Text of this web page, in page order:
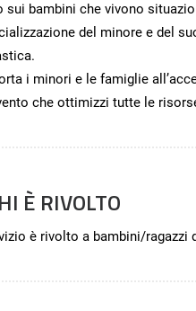
sui bambini che vivono
del minore e del
i minori e le famiglie
che ottimizzi tutte le
È RIVOLTO
è rivolto a bambini/ragazzi